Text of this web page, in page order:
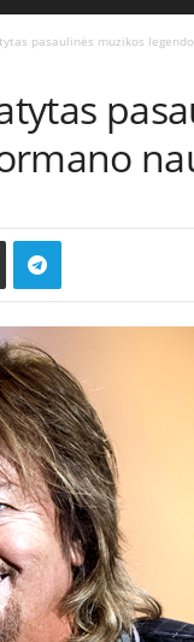
pasaulinės muzikos